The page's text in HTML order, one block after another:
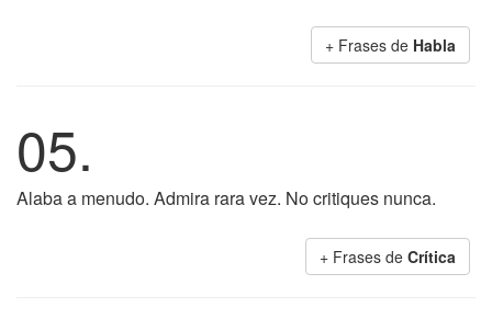
+ Frases de Habla
05.
Alaba a menudo. Admira rara vez. No critiques nunca.
+ Frases de Crítica